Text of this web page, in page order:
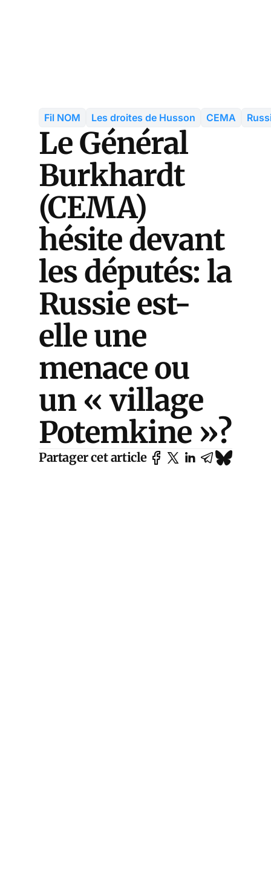
Fil NOM Les droites de Husson CEMA
Le Général
Burkhardt
(CEMA)
hésite devant
les députés: la
Russie est-
elle une
menace ou
un « village
Potemkine »?
Partager cet article